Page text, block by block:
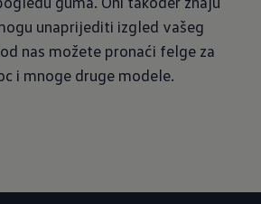
unaprijediti izgled vašeg
nas možete pronaći felge za
i mnoge druge modele.